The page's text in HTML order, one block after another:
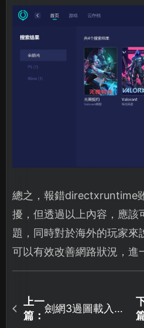
總之，報錯directxruntime
擾，但透過以上內容，應該
題，同時對於海外的玩家來
可以有效改善網路狀況，進
上一
篇：
劍網3過圖載入慢